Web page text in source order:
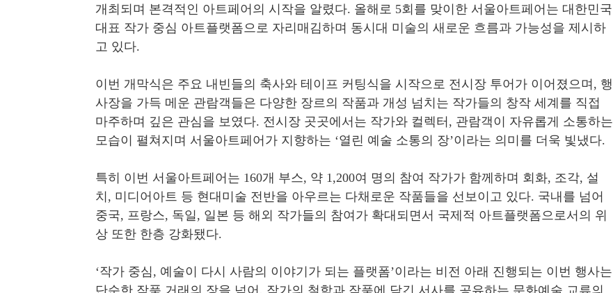
개최되며 본격적인 아트페어의 시작을 알렸다. 올해로 5회를 맞이한 서울아트페어는 대한민국
대표 작가 중심 아트플랫폼으로 자리매김하며 동시대 미술의 새로운 흐름과 가능성을 제시하
고 있다.
이번 개막식은 주요 내빈들의 축사와 테이프 커팅식을 시작으로 전시장 투어가 이어졌으며 , 행
사장을 가득 메운 관람객들은 다양한 장르의 작품과 개성 넘치는 작가들의 창작 세계를 직접
마주하며 깊은 관심을 보였다. 전시장 곳곳에서는 작가와 컬렉터 , 관람객이 자유롭게 소통하는
모습이 펼쳐지며 서울아트페어가 지향하는 ‘열린 예술 소통의 장’이라는 의미를 더욱 빛냈다.
특히 이번 서울아트페어는 160개 부스, 약 1,200여 명의 참여 작가가 함께하며 회화, 조각, 설
치 , 미디어아트 등 현대미술 전반을 아우르는 다채로운 작품들을 선보이고 있다. 국내를 넘어
중국, 프랑스, 독일 , 일본 등 해외 작가들의 참여가 확대되면서 국제적 아트플랫폼으로서의 위
상 또한 한층 강화됐다.
‘작가 중심, 예술이 다시 사람의 이야기가 되는 플랫폼’이라는 비전 아래 진행되는 이번 행사는
단순한 작품 거래의 장을 넘어 , 작가의 철학과 작품에 담긴 서사를 공유하는 문화예술 교류의